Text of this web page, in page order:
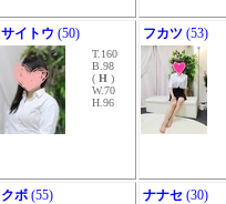
サイトウ (50)
T.160
B.98
( H )
W.70
H.96
フカツ (53)
クボ (55) ナナセ (30)